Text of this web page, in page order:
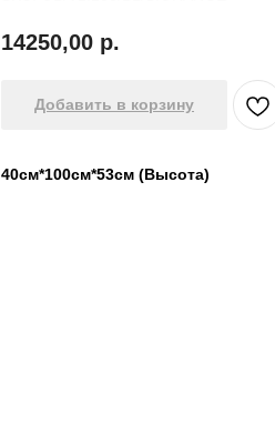
14250,00 р.
Добавить в корзину
40см*100см*53см (Высота)